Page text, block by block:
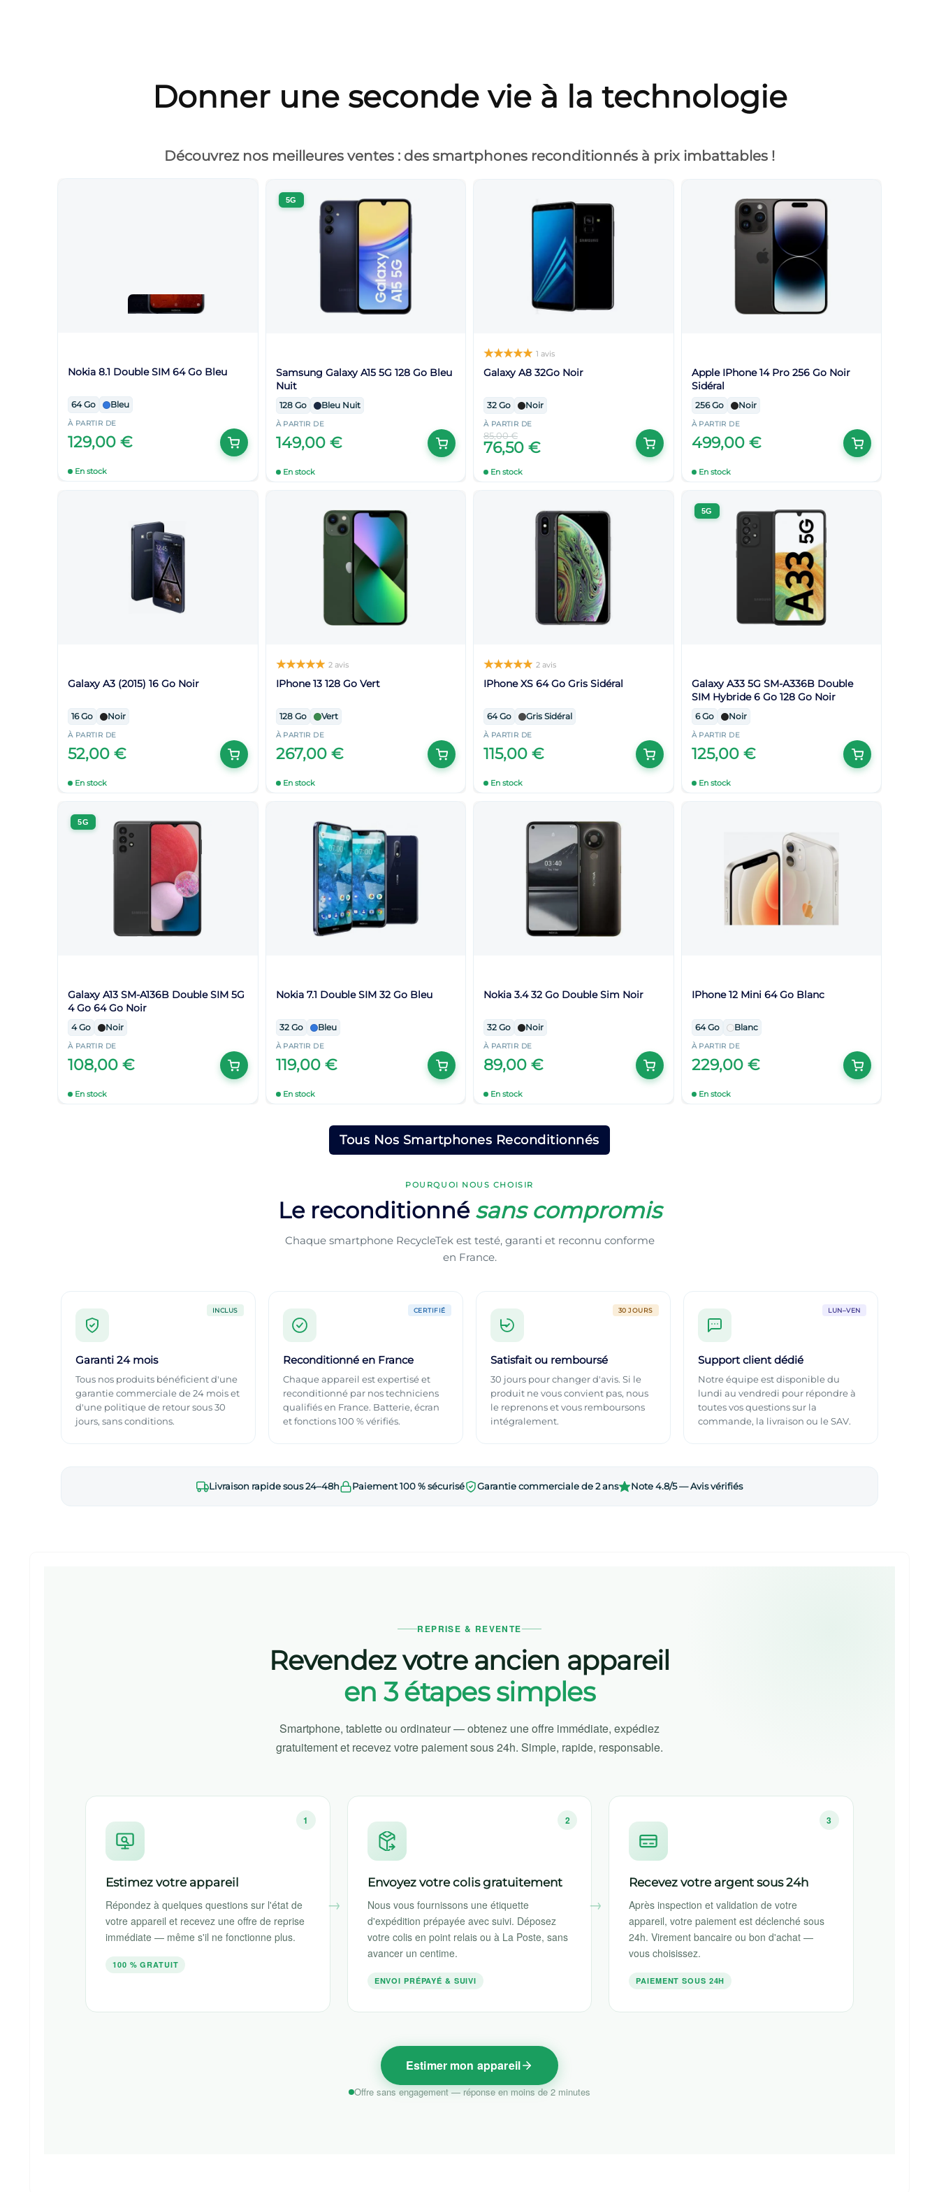
Donner une seconde vie à la technologie
Découvrez nos meilleures ventes : des smartphones reconditionnés à prix imbattables !
Nokia 8.1 Double SIM 64 Go Bleu
64 Go Bleu
À PARTIR DE
129,00 €
En stock
5G
Samsung Galaxy A15 5G 128 Go Bleu
Nuit
128 Go Bleu Nuit
À PARTIR DE
149,00 €
En stock
1 avis
Galaxy A8 32Go Noir
32 Go Noir
À PARTIR DE
85,00 €
76,50 €
En stock
Apple IPhone 14 Pro 256 Go Noir
Sidéral
256 Go Noir
À PARTIR DE
499,00 €
En stock
Galaxy A3 (2015) 16 Go Noir
16 Go Noir
À PARTIR DE
52,00 €
En stock
2 avis
IPhone 13 128 Go Vert
128 Go Vert
À PARTIR DE
267,00 €
En stock
2 avis
IPhone XS 64 Go Gris Sidéral
64 Go Gris Sidéral
À PARTIR DE
115,00 €
En stock
5G
Galaxy A33 5G SM-A336B Double
SIM Hybride 6 Go 128 Go Noir
6 Go Noir
À PARTIR DE
125,00 €
En stock
5G
Galaxy A13 SM-A136B Double SIM 5G
4 Go 64 Go Noir
4 Go Noir
À PARTIR DE
108,00 €
En stock
Nokia 7.1 Double SIM 32 Go Bleu
32 Go Bleu
À PARTIR DE
119,00 €
En stock
Nokia 3.4 32 Go Double Sim Noir
32 Go Noir
À PARTIR DE
89,00 €
En stock
IPhone 12 Mini 64 Go Blanc
64 Go Blanc
À PARTIR DE
229,00 €
En stock
Tous Nos Smartphones Reconditionnés
POURQUOI NOUS CHOISIR
Le reconditionné sans compromis
Chaque smartphone RecycleTek est testé, garanti et reconnu conforme
en France.
Garanti 24 mois
Tous nos produits bénéficient d'une
garantie commerciale de 24 mois et
d'une politique de retour sous 30
jours, sans conditions.
INCLUS
Reconditionné en France
Chaque appareil est expertisé et
reconditio­nné par nos techniciens
qualifiés en France. Batterie, écran
et fonctions 100 % vérifiés.
CERTIFIÉ
Satisfait ou remboursé
30 jours pour changer d'avis. Si le
produit ne vous convient pas, nous
le reprenons et vous remboursons
intégralement.
30 JOURS
Support client dédié
Notre équipe est disponible du
lundi au vendredi pour répondre à
toutes vos questions sur la
commande, la livraison ou le SAV.
LUN–VEN
Livraison rapide sous 24–48h Paiement 100 % sécurisé Garantie commerciale de 2 ans Note 4.8/5 — Avis vérifiés
REPRISE & REVENTE
Revendez votre ancien appareil
en 3 étapes simples
Smartphone, tablette ou ordinateur — obtenez une offre immédiate, expédiez
gratuitement et recevez votre paiement sous 24h. Simple, rapide, responsable.
1
Estimez votre appareil
Répondez à quelques questions sur l'état de
votre appareil et recevez une offre de reprise
immédiate — même s'il ne fonctionne plus.
100 % GRATUIT
2
Envoyez votre colis gratuitement
Nous vous fournissons une étiquette
d'expédition prépayée avec suivi. Déposez
votre colis en point relais ou à La Poste, sans
avancer un centime.
ENVOI PRÉPAYÉ & SUIVI
3
Recevez votre argent sous 24h
Après inspection et validation de votre
appareil, votre paiement est déclenché sous
24h. Virement bancaire ou bon d'achat —
vous choisissez.
PAIEMENT SOUS 24H
Estimer mon appareil
Offre sans engagement — réponse en moins de 2 minutes